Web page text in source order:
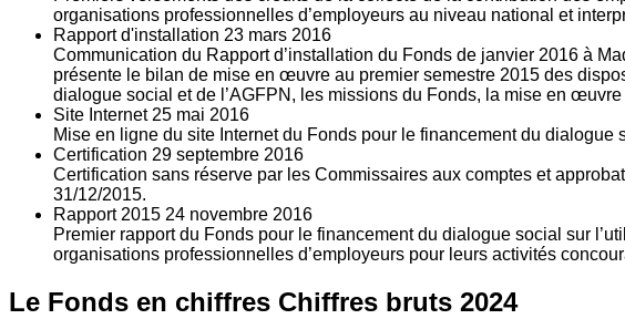
organisations professionnelles d’employeurs au niveau national et
Rapport d'installation 23 mars 2016
Communication du Rapport d’installation du Fonds de janvier 2016 à
présente le bilan de mise en œuvre au premier semestre 2015 des
dialogue social et de l’AGFPN, les missions du Fonds, la mise en
Site Internet 25 mai 2016
Mise en ligne du site Internet du Fonds pour le financement du dialogue
Certification 29 septembre 2016
Certification sans réserve par les Commissaires aux comptes et
31/12/2015.
Rapport 2015 24 novembre 2016
Premier rapport du Fonds pour le financement du dialogue social sur
organisations professionnelles d’employeurs pour leurs activités
Le Fonds en chiffres Chiffres bruts 2024